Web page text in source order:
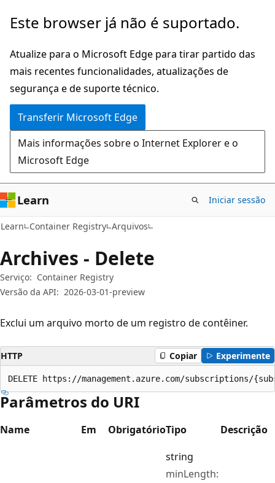
Saltar
o
conteúdo
principal
Saltar
a
navegação
na
página
Este browser já não é suportado.
Atualize para o Microsoft Edge para tirar partido das
mais recentes funcionalidades, atualizações de
segurança e de suporte técnico.
Transferir Microsoft Edge
Mais informações sobre o Internet Explorer e o
Microsoft Edge
Learn Iniciar sessão
Learn Container Registry Arquivos
Archives - Delete
Serviço: Container Registry
Versão da API: 2026-03-01-preview
Exclui um arquivo morto de um registro de contêiner.
HTTP Copiar Experimente
DELETE https://management.azure.com/subscriptions/
Parâmetros do URI
Name Em ObrigatórioTipo Descrição
string
minLength: